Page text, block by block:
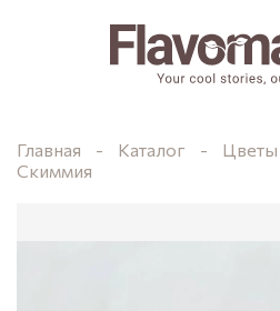
Главная Каталог Цветы
Скиммия